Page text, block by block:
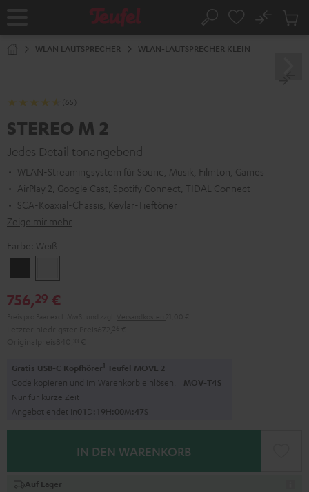
Startseite Suche
No
WLAN LAUTSPRECHER WLAN-LAUTSPRECHER KLEIN
(65)
STEREO M 2
Jedes Detail tonangebend
WLAN-Streamingsystem für Sound, Musik, Filmton, Games
AirPlay 2, Google Cast, Spotify Connect, TIDAL Connect
SCA-Koaxial-Chassis, Kevlar-Tieftöner
Zeige mir mehr
Farbe: Weiß
756,29 €
Gratis USB-C Kopfhörer1 Teufel MOVE 2
Code kopieren und im Warenkorb einlösen. MOV-T4S
Nur für kurze Zeit
Angebot endet in01D:19H:00M:46S
IN DEN WARENKORB
Auf Lager